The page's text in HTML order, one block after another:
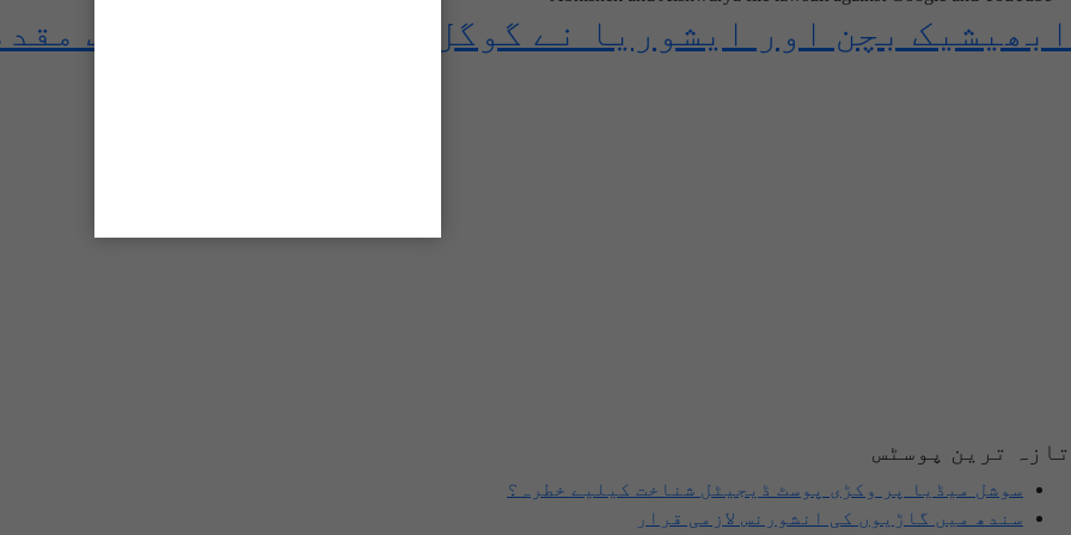
ابھیشیک بچن اور ایشوریا نے گوگل اور یوٹیوب کیخلاف
تازہ ترین پوسٹس
سوشل میڈیا پر وکڑی پوسٹ ڈیجیٹل شناخت کیلیے خطرہ؟
سندھ میں گاڑیوں کی انشورنس لازمی قرار